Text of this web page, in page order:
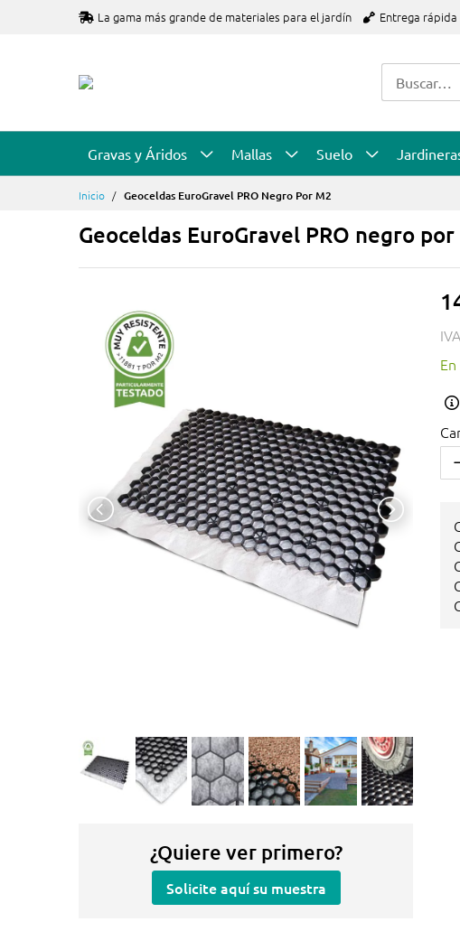
La gama más grande de materiales para el jardín Entrega
Gravas y Áridos Mallas Suelo
Inicio Geoceldas EuroGravel PRO Negro Por M2
Geoceldas EuroGravel PRO negro por
¿Quiere ver primero?
Solicite aquí su muestra